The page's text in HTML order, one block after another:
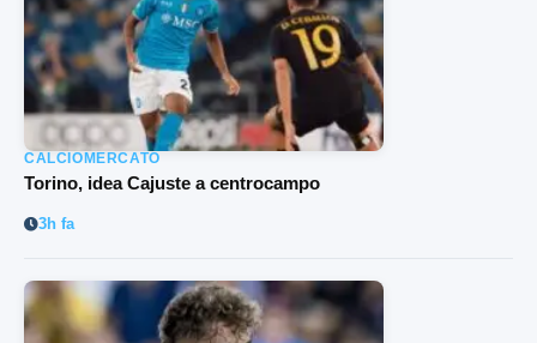
CALCIOMERCATO
Torino, idea Cajuste a centrocampo
3h fa